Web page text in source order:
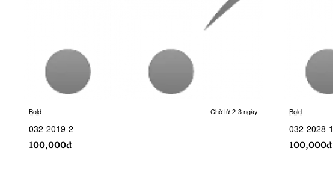
Bold Chờ từ 2-3 ngày
032-2019-2
100,000đ
Bold
032-2028-1
100,000đ